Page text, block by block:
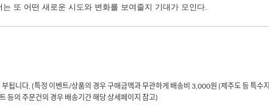
는 또 어떤 새로운 시도와 변화를 보여줄지 기대가 모인다.
됩니다. (특정 이벤트/상품의 경우 구매금액과 무관하게 배송비 3,000원 (제주도 등 특수
등의 주문건의 경우 배송기간 해당 상세페이지 참고)